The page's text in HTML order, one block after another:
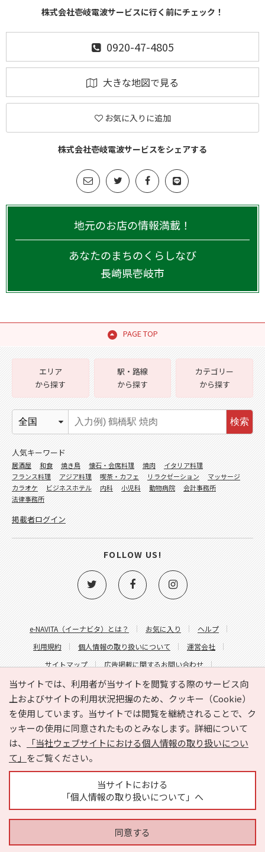
株式会社壱岐電波サービスに行く前にチェック！
0920-47-4805
大きな地図で見る
お気に入りに追加
株式会社壱岐電波サービスをシェアする
地元のお店の情報満載！
あなたのまちのくらしなび
長崎県壱岐市
PAGE TOP
当サイトでは、利用者が当サイトを閲覧する際のサービス向
上およびサイトの利用状況把握のため、クッキー（Cookie）
を使用しています。当サイトでは閲覧を継続されることで、ク
ッキーの使用に同意されたものとみなします。詳細について
は、
「当社ウェブサイトにおける個人情報の取り扱いについ
て」 をご覧ください。
当サイトにおける
「個人情報の取り扱いについて」へ
同意する
e-NAVITA（イーナビタ）とは？ お気に入り
ヘルプ
利用規約
個人情報の取り扱いについて
運営会社
サイトマップ
広告掲載に関するお問い合わせ
サイトの内容に関するお問い合わせ
エリア
から探す
駅・路線
から探す
カテゴリー
から探す
検索
人気キーワード
居酒屋 和食 焼き鳥 懐石・会席料理 焼肉
イタリア料理
フランス料理
アジア料理 喫茶・カフェ リラクゼーション
マッサージ
カラオケ
ビジネスホテル 内科 小児科 動物病院
会計事務所
法律事務所
掲載者ログイン
FOLLOW US!
Copyright © HYOJITO.Co.,Ltd. All Rights Reserved.